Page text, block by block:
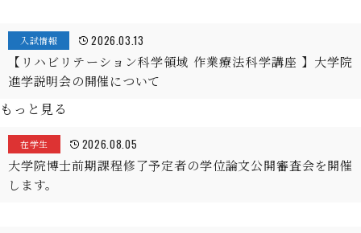
入試情報 2026.03.13
【リハビリテーション科学領域 作業療法科学講座 】大学院
進学説明会の開催について
もっと見る
在学生 2026.08.05
大学院博士前期課程修了予定者の学位論文公開審査会を開催
します。